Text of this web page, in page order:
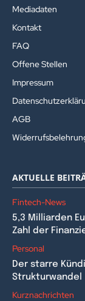
Mediadaten
Kontakt
FAQ
Offene Stellen
Impressum
AGB
AKTUELLE
Fintech-News
5,3 Milliarden
Zahl der
Personal
Der starre
Strukturwandel
Kurznachrichten